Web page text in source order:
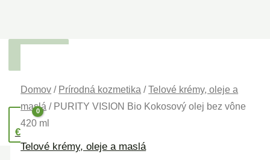
obsah
€0,00
d
n
Domov / Prírodná kozmetika /Telové krémy, oleje a
maslá / PURITY VISION Bio Kokosový olej bez vône
420 ml
Telové krémy, oleje a maslá